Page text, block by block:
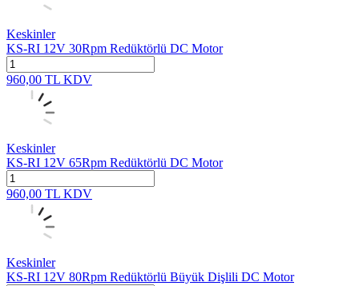
Keskinler
KS-RI 12V 30Rpm Redüktörlü DC Motor
960,00 TL KDV
Keskinler
KS-RI 12V 65Rpm Redüktörlü DC Motor
960,00 TL KDV
Keskinler
KS-RI 12V 80Rpm Redüktörlü Büyük Dişlili DC Motor